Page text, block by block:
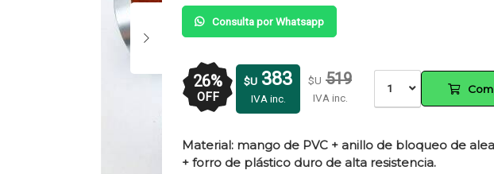
Consulta por Whatsapp
26%
OFF
$U 519
IVA inc.
$U 383
IVA inc.
1
Material: mango de PVC + anillo de bloqueo de
+ forro de plástico duro de alta resistencia.